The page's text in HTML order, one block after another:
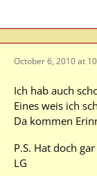
October 6, 2010 at
Ich hab auch
Eines weis ich
Da kommen
P.S. Hat doch
LG